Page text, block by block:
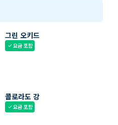
그린 오키드
check요금 포함
콜로라도 강
check요금 포함